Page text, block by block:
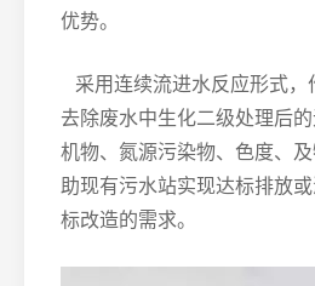
优势。
采用连续流进水反应形式，
去除废水中生化二级处理后
机物、氮源污染物、色度、
助现有污水站实现达标排放
标改造的需求。